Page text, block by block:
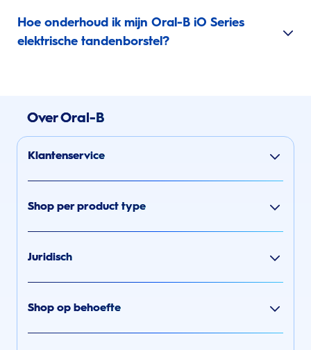
Hoe onderhoud ik mijn Oral-B iO Series
elektrische tandenborstel?
Over Oral-B
Klantenservice
Shop per product type
Juridisch
Shop op behoefte